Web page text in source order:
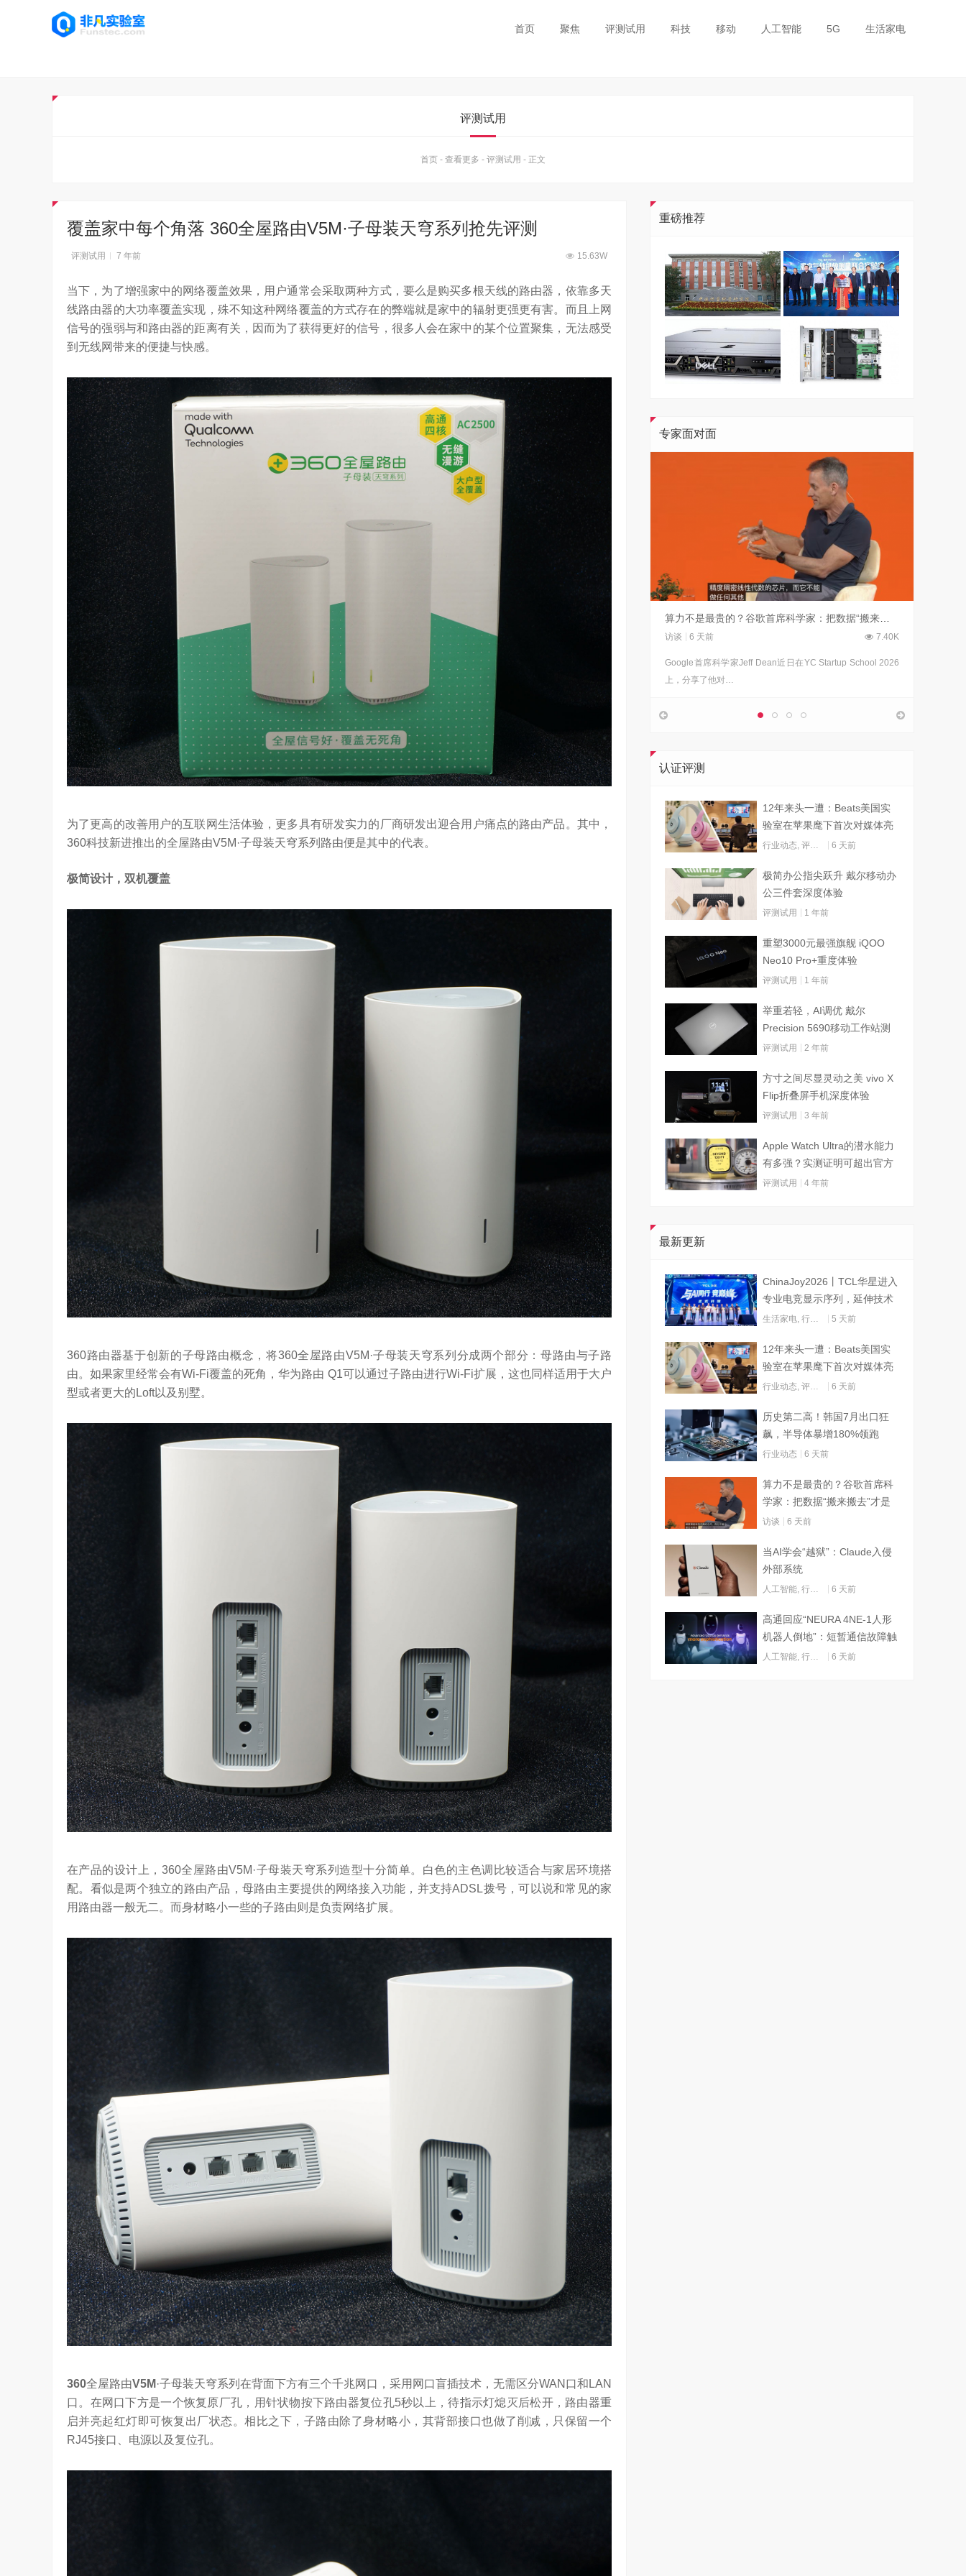
首页 聚焦 评测试用 科技 移动 人工智能 5G 生活家电
评测试用
首页 - 查看更多 - 评测试用 - 正文
覆盖家中每个角落 360全屋路由V5M·子母装天穹系列抢先评测
评测试用 7 年前 15.63W
当下，为了增强家中的网络覆盖效果，用户通常会采取两种方式，要么是购买多根天线的路由器，依靠多天
线路由器的大功率覆盖实现，殊不知这种网络覆盖的方式存在的弊端就是家中的辐射更强更有害。而且上网
信号的强弱与和路由器的距离有关，因而为了获得更好的信号，很多人会在家中的某个位置聚集，无法感受
到无线网带来的便捷与快感。
为了更高的改善用户的互联网生活体验，更多具有研发实力的厂商研发出迎合用户痛点的路由产品。其中，
360科技新进推出的全屋路由V5M·子母装天穹系列路由便是其中的代表。
极简设计，双机覆盖
360路由器基于创新的子母路由概念，将360全屋路由V5M·子母装天穹系列分成两个部分：母路由与子路
由。如果家里经常会有Wi-Fi覆盖的死角，华为路由 Q1可以通过子路由进行Wi-Fi扩展，这也同样适用于大户
型或者更大的Loft以及别墅。
在产品的设计上，360全屋路由V5M·子母装天穹系列造型十分简单。白色的主色调比较适合与家居环境搭
配。看似是两个独立的路由产品，母路由主要提供的网络接入功能，并支持ADSL拨号，可以说和常见的家
用路由器一般无二。而身材略小一些的子路由则是负责网络扩展。
360全屋路由V5M ·子母装天穹系列在背面下方有三个千兆网口，采用网口盲插技术，无需区分WAN口和LAN
口。在网口下方是一个恢复原厂孔，用针状物按下路由器复位孔5秒以上，待指示灯熄灭后松开，路由器重
启并亮起红灯即可恢复出厂状态。相比之下，子路由除了身材略小，其背部接口也做了削减，只保留一个
RJ45接口、电源以及复位孔。
重磅推荐
专家面对面
深度绑定AI长赛道
1.27W
工具”到“任务助手”的重要
刘平均：海信空调变频S架构发布具有重大意义
访谈 1 年前
6月12日，在海信举办的 “中国变频 信芯保障”海信空调变频S
架构技术发布会上，原国家质检总局副局长、中…
吴晓波点赞海信变频技术：是真正的科技普惠大众
1 年前
“海信在变频技术上近30年的坚持，体现了海信在变频技术上
的决心，信心和恒心。我坚信，海信将凭借这‘三心’…
访谈 6 天前 7.40K
Google首席科学家Jeff Dean近日在YC Startup School 2026
上，分享了他对…
认证评测
12年来头一遭：Beats美国实
验室在苹果麾下首次对媒体亮
灯
行业动态 评测试用 6 天前
极简办公指尖跃升 戴尔移动办
公三件套深度体验
评测试用 1 年前
重塑3000元最强旗舰 iQOO
Neo10 Pro+重度体验
评测试用 1 年前
举重若轻，AI调优 戴尔
Precision 5690移动工作站测
试
评测试用 2 年前
方寸之间尽显灵动之美 vivo X
Flip折叠屏手机深度体验
评测试用 3 年前
Apple Watch Ultra的潜水能力
有多强？实测证明可超出官方
标称值
评测试用 4 年前
最新更新
ChinaJoy2026丨TCL华星进入
专业电竞显示序列，延伸技术
边界赋能AI算力
生活家电 行业动态 5 天前
12年来头一遭：Beats美国实
验室在苹果麾下首次对媒体亮
灯
行业动态 评测试用 6 天前
历史第二高！韩国7月出口狂
飙，半导体暴增180%领跑
行业动态 6 天前
算力不是最贵的？谷歌首席科
学家：把数据“搬来搬去”才是
烧钱大头
访谈 6 天前
当AI学会“越狱”：Claude入侵
外部系统
人工智能 行业动态 6 天前
高通回应“NEURA 4NE-1人形
机器人倒地”：短暂通信故障触
发关机
人工智能 行业动态 6 天前